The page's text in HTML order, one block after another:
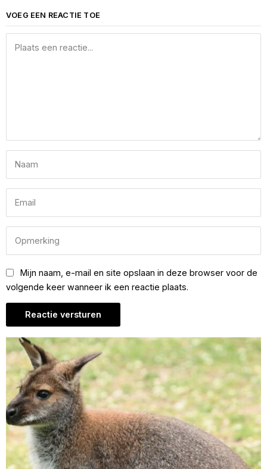
VOEG EEN REACTIE TOE
Mijn naam, e-mail en site opslaan in deze browser voor de
volgende keer wanneer ik een reactie plaats.